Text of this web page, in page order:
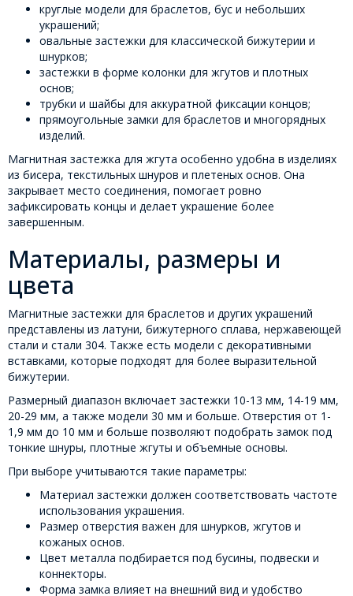
круглые модели для браслетов, бус и небольших
украшений;
овальные застежки для классической бижутерии и
шнурков;
застежки в форме колонки для жгутов и плотных
основ;
трубки и шайбы для аккуратной фиксации концов;
прямоугольные замки для браслетов и многорядных
изделий.
Магнитная застежка для жгута особенно удобна в изделиях
из бисера, текстильных шнуров и плетеных основ. Она
закрывает место соединения, помогает ровно
зафиксировать концы и делает украшение более
завершенным.
Материалы, размеры и
цвета
Магнитные застежки для браслетов и других украшений
представлены из латуни, бижутерного сплава, нержавеющей
стали и стали 304. Также есть модели с декоративными
вставками, которые подходят для более выразительной
бижутерии.
Размерный диапазон включает застежки 10-13 мм, 14-19 мм,
20-29 мм, а также модели 30 мм и больше. Отверстия от 1-
1,9 мм до 10 мм и больше позволяют подобрать замок под
тонкие шнуры, плотные жгуты и объемные основы.
При выборе учитываются такие параметры:
Материал застежки должен соответствовать частоте
использования украшения.
Размер отверстия важен для шнурков, жгутов и
кожаных основ.
Цвет металла подбирается под бусины, подвески и
коннекторы.
Форма замка влияет на внешний вид и удобство